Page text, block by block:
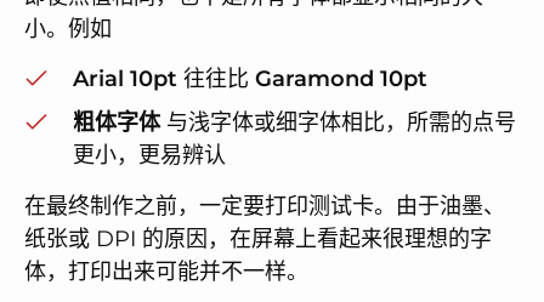
小。例如
Arial 10pt往往比 Garamond 10pt
粗体字体与浅字体或细字体相比，所需的点号
更小，更易辨认
在最终制作之前，一定要打印测试卡。由于油墨、
纸张或 DPI 的原因，在屏幕上看起来很理想的字
体，打印出来可能并不一样。